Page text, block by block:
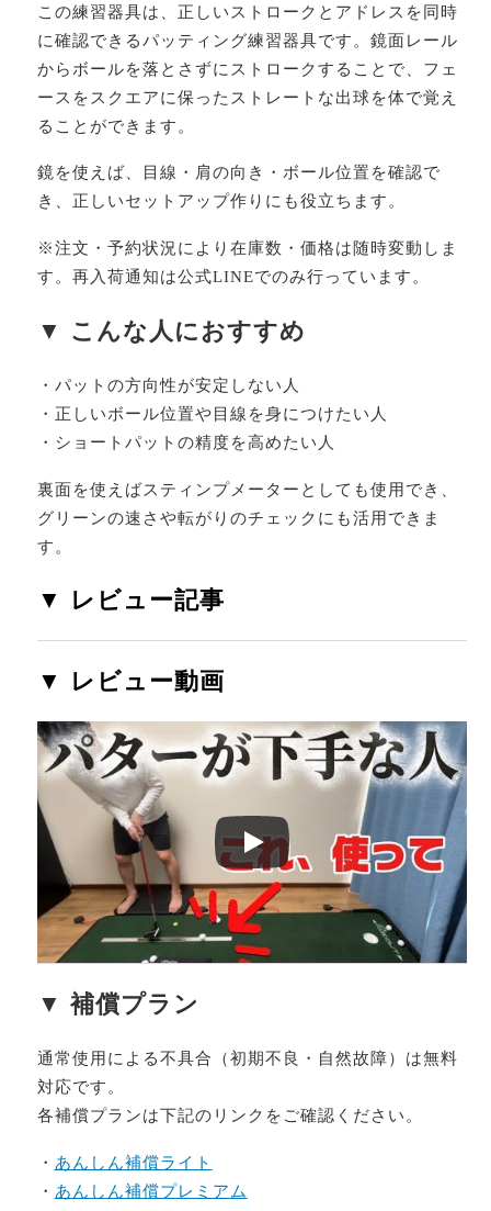
この練習器具は、正しいストロークとアドレスを同時
に確認できるパッティング練習器具です。鏡面レール
からボールを落とさずにストロークすることで、フェ
ースをスクエアに保ったストレートな出球を体で覚え
ることができます。
鏡を使えば、目線・肩の向き・ボール位置を確認で
き、正しいセットアップ作りにも役立ちます。
※注文・予約状況により在庫数・価格は随時変動しま
す。再入荷通知は公式LINEでのみ行っています。
▼ こんな人におすすめ
・パットの方向性が安定しない人
・正しいボール位置や目線を身につけたい人
・ショートパットの精度を高めたい人
裏面を使えばスティンプメーターとしても使用でき、
グリーンの速さや転がりのチェックにも活用できま
す。
▼ レビュー記事
▼ レビュー動画
▼ 補償プラン
通常使用による不具合（初期不良・自然故障）は無料
対応です。
各補償プランは下記のリンクをご確認ください。
・ あんしん補償ライト
・ あんしん補償プレミアム